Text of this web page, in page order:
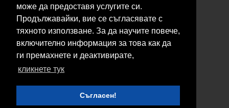
може да предоставя услугите си.
Продължавайки, вие се съгласявате с
тяхното използване. За да научите повече,
включително информация за това как да
ги премахнете и деактивирате,
кликнете тук
Съгласен!
Контакти
Нашите сервизи
Блог
© 2026 Fransizkup.bg всички права запазени
Изграждане и поддръжка от
Boby_fransizkup